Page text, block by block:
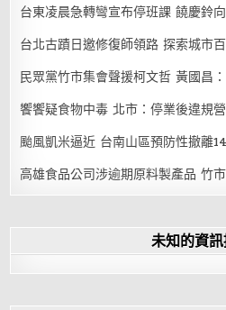
台東凌晨急轉彎宣布停班課 饒慶鈴
台北古蹟日邀修復師領路 探索城市
民眾黨竹市集會聲援柯文哲 黃國昌
饗饗疑食物中毒 北市：停業後違規
颱風凱米逼近 台南山區預防性撤離
高雄食品公司涉逾期原料製產品 竹
未知的資